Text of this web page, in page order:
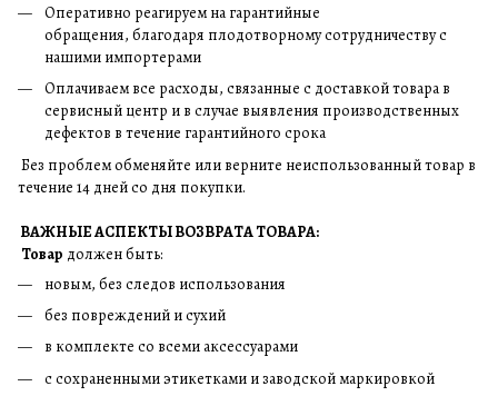
Оперативно реагируем на гарантийные
обращения, благодаря плодотворному сотрудничеству с
нашими импортерами
Оплачиваем все расходы, связанные с доставкой товара в
сервисный центр и в случае выявления производственных
дефектов в течение гарантийного срока
Без проблем обменяйте или верните неиспользованный товар в
течение 14 дней со дня покупки.
ВАЖНЫЕ АСПЕКТЫ ВОЗВРАТА ТОВАРА:
Товар должен быть:
новым, без следов использования
без повреждений и сухий
в комплекте со всеми аксессуарами
с сохраненными этикетками и заводской маркировкой